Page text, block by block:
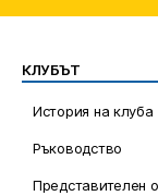
КЛУБЪТ
История на клуба
Ръководство
Представителен